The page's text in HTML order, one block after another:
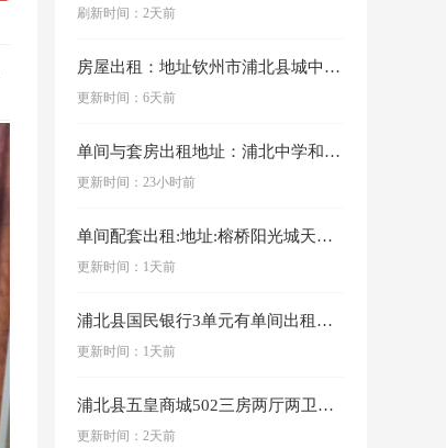
车辆服务
刷新时间：2天前
房屋出租：地址钦州市浦北县城中家园，楼层3楼，套间面积117平方，三房两厅两卫两阳台，南北通透，地段读书学校为浦北县实验小学，在家阳台就看得…
更新时间：6天前
单间与套房出租地址：浦北中学和外国语学校中间（广源大酒店旁）联系电话：18977731028
更新时间：23小时前
单间配套出租:地址:榕桥阳光城天地楼20栋10号，内设空调、卫生间、热水器、电脑书桌、床、布柜等，租金450元一个月，水电另算，押一付一，半…
更新时间：1天前
浦北县国民银行3单元有单间出租，5楼，刚刚装修好，里面有空调，洗衣机，热水器，大床，厨柜，油烟机都是新买的等等…………想租加微信或打电话18…
更新时间：1天前
浦北县五皇商城502三房两厅两卫，交通便利，家电家具齐全，可拎包入住。
更新时间：2天前